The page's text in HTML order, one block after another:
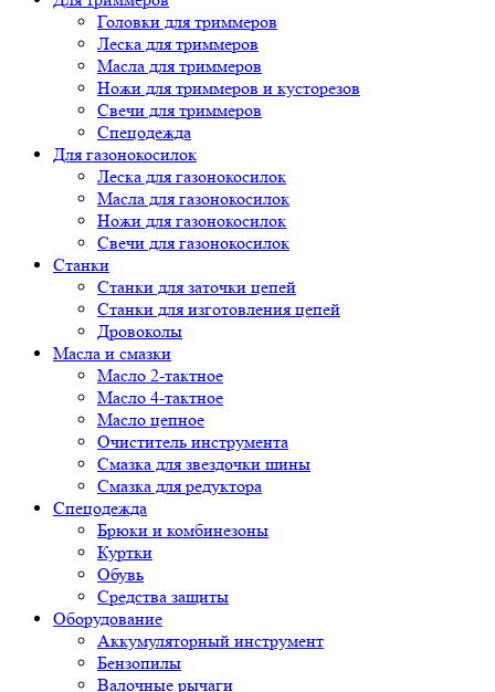
Головки для триммеров
Леска для триммеров
Масла для триммеров
Ножи для триммеров и кусторезов
Свечи для триммеров
Спецодежда
Для газонокосилок
Леска для газонокосилок
Масла для газонокосилок
Ножи для газонокосилок
Свечи для газонокосилок
Станки
Cтанки для заточки цепей
Станки для изготовления цепей
Дровоколы
Масла и смазки
Масло 2-тактное
Масло 4-тактное
Масло цепное
Очиститель инструмента
Смазка для звездочки шины
Смазка для редуктора
Спецодежда
Брюки и комбинезоны
Куртки
Обувь
Средства защиты
Оборудование
Аккумуляторный инструмент
Бензопилы
Валочные рычаги